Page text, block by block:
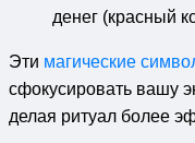
денег (красный
Эти магические
сфокусировать вашу
делая ритуал более